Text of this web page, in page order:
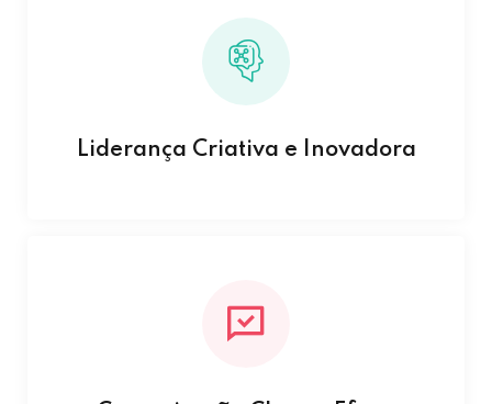
Liderança Criativa e Inovadora